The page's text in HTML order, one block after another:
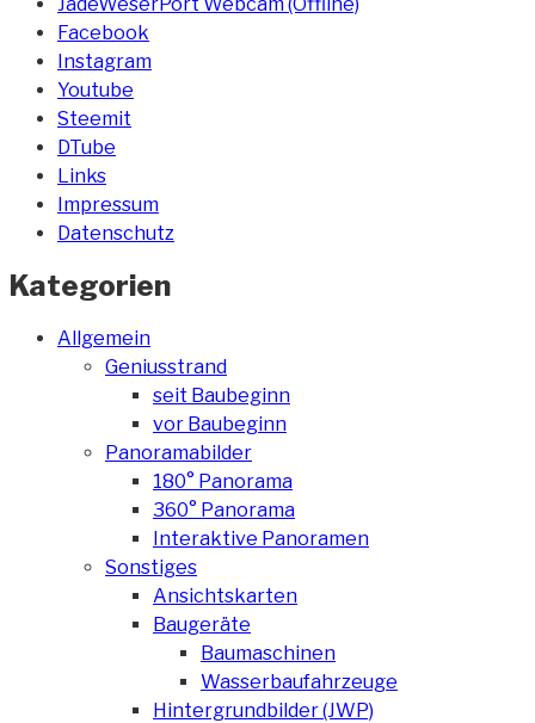
Facebook
Instagram
Youtube
Steemit
DTube
Links
Impressum
Datenschutz
Kategorien
Allgemein
Geniusstrand
seit Baubeginn
vor Baubeginn
Panoramabilder
180° Panorama
360° Panorama
Interaktive Panoramen
Sonstiges
Ansichtskarten
Baugeräte
Baumaschinen
Wasserbaufahrzeuge
Hintergrundbilder (JWP)